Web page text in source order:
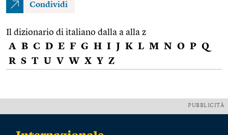
Condividi
Il dizionario di italiano dalla a alla z
A B C D E F G H I J K L M N O P Q
R S T U V W X Y Z
PUBBLICITÀ